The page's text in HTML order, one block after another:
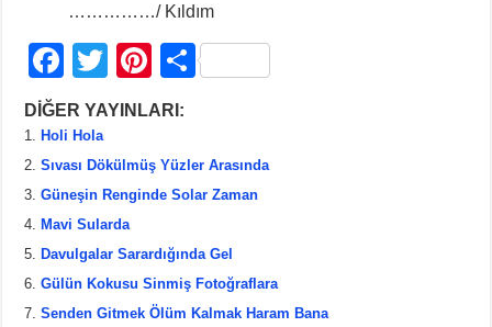
……………/ Kıldım
F
a
c
e
b
o
o
k
T
wi
er
Pi
nt
e
st
S
e
DİĞER YAYINLARI:
Holi Hola
Sıvası Dökülmüş Yüzler Arasında
Güneşin Renginde Solar Zaman
Mavi Sularda
Davulgalar Sarardığında Gel
Gülün Kokusu Sinmiş Fotoğraflara
Senden Gitmek Ölüm Kalmak Haram Bana